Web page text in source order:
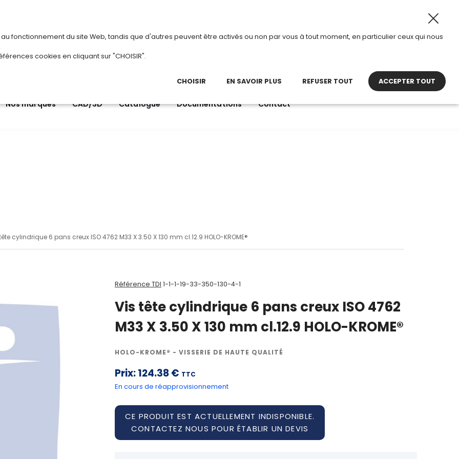
Du 3 au 28 août 2026, TDI passe en mode été. Horaires
Nos marques CAD/3D Catalogue Documentations Contact
tête cylindrique 6 pans creux ISO 4762 M33 X 3.50 X 130 mm cl.12.9 HOLO-KROME®
Référence TDI 1-1-1-19-33-350-130-4-1
Vis tête cylindrique 6 pans creux ISO 4762
M33 X 3.50 X 130 mm cl.12.9 HOLO-KROME®
HOLO-KROME® - VISSERIE DE HAUTE QUALITÉ
Prix:124.38 € TTC
En cours de réapprovisionnement
CE PRODUIT EST ACTUELLEMENT INDISPONIBLE.
CONTACTEZ NOUS POUR ÉTABLIR UN DEVIS
fonctionnement du site Web, tandis que d'autres peuvent être activés ou non par vous à tout moment, en particulier ceux qui nous
cookies en cliquant sur "CHOISIR".
CHOISIR EN SAVOIR PLUS REFUSER TOUT ACCEPTER TOUT